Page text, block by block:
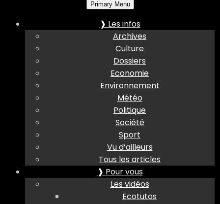
Primary Menu
❱ Les infos
Archives
Culture
Dossiers
Economie
Environnement
Météo
Politique
Société
Sport
Vu d’ailleurs
Tous les articles
❱ Pour vous
Les vidéos
Ecotutos